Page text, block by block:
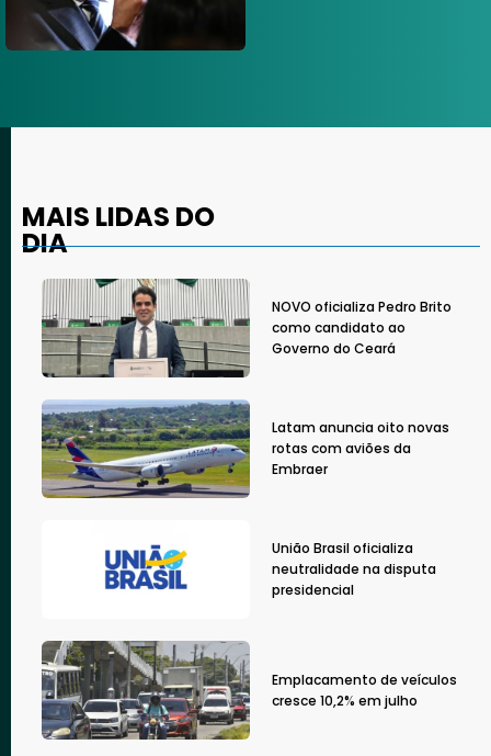
MAIS LIDAS DO
DIA
NOVO oficializa Pedro Brito
como candidato ao
Governo do Ceará
Latam anuncia oito novas
rotas com aviões da
Embraer
União Brasil oficializa
neutralidade na disputa
presidencial
Emplacamento de veículos
cresce 10,2% em julho